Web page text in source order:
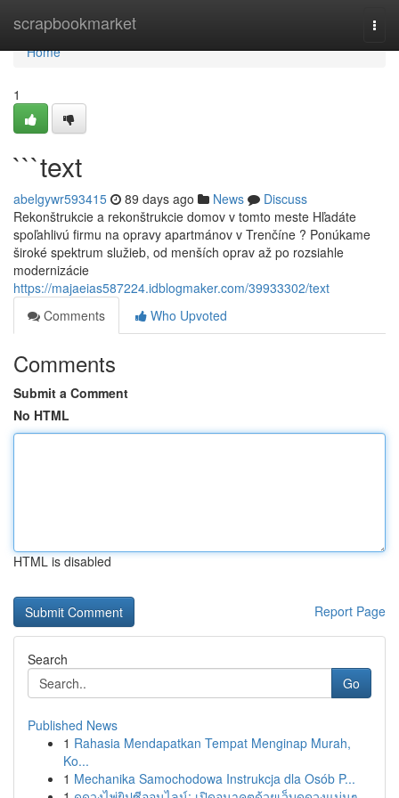
scrapbookmarket
Home
Home
1
```text
abelgywr593415 89 days ago News
Discuss
Rekonštrukcie a rekonštrukcie domov v tomto meste Hľadáte
spoľahlivú firmu na opravy apartmánov v Trenčíne ? Ponúkame
široké spektrum služieb, od menších oprav až po rozsiahle
modernizácie
https://majaeias587224.idblogmaker.com/39933302/text
Comments
Who Upvoted
Comments
Submit a Comment
No HTML
HTML is disabled
Report Page
Search
Go
Published News
1 Rahasia Mendapatkan Tempat Menginap Murah,
Ko...
1 Mechanika Samochodowa Instrukcja dla Osób P...